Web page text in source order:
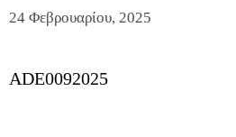
24 Φεβρουαρίου, 2025
ADE0092025